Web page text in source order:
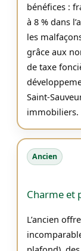
bénéfices :
à 8 % dans
les
grâce aux
de taxe
Saint-
immobiliers.
Ancien
Charme et
L’ancien